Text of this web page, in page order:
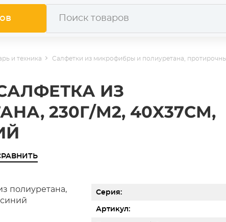
и техника Салфетки из микрофибры и полиуретана,
САЛФЕТКА ИЗ
230Г/М2, 40X37СМ,
Серия
Артикул